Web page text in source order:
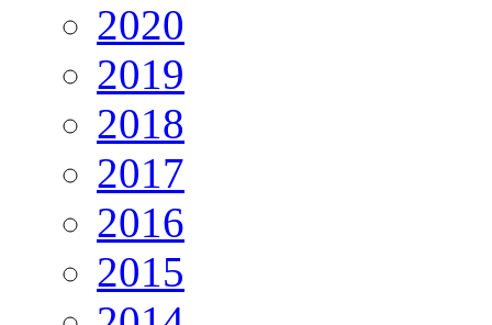
2020
2019
2018
2017
2016
2015